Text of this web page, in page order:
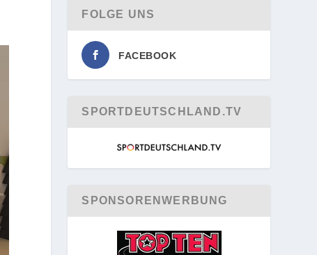
FOLGE UNS
FACEBOOK
SPORTDEUTSCHLAND.TV
SPONSORENWERBUNG